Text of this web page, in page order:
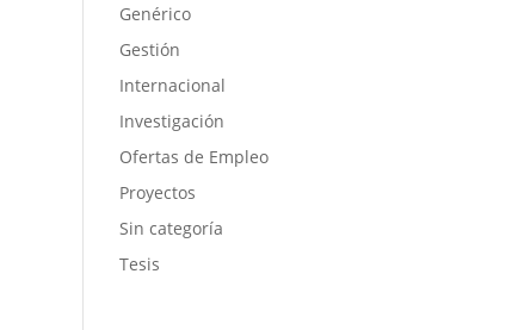
Genérico
Gestión
Internacional
Investigación
Ofertas de Empleo
Proyectos
Sin categoría
Tesis